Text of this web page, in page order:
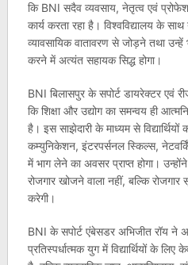
कि BNI सदैव व्यवसाय, नेतृत्व एवं
कार्य करता रहा है। विश्वविद्यालय के साथ
व्यावसायिक वातावरण से जोड़ने तथा उन्हें
करने में अत्यंत सहायक सिद्ध होगा।
BNI बिलासपुर के सपोर्ट डायरेक्टर एवं
कि शिक्षा और उद्योग का समन्वय ही
है। इस साझेदारी के माध्यम से
कम्युनिकेशन, इंटरपर्सनल स्किल्स,
में भाग लेने का अवसर प्राप्त होगा।
रोजगार खोजने वाला नहीं, बल्कि
करेगी।
BNI के सपोर्ट एंबेसडर अभिजीत रॉय
प्रतिस्पर्धात्मक युग में विद्यार्थियों के लिए